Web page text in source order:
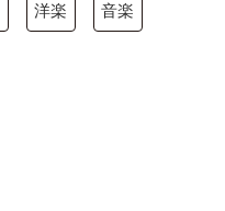
洋楽 音楽